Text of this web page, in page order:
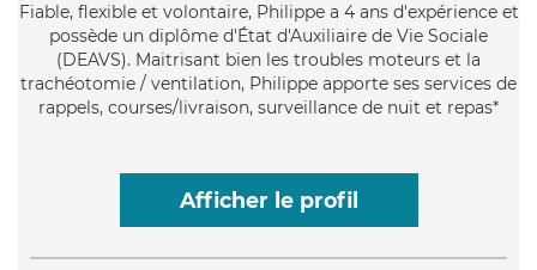
Fiable, flexible et volontaire, Philippe a 4 ans d'expérience et
possède un diplôme d'État d'Auxiliaire de Vie Sociale
(DEAVS). Maitrisant bien les troubles moteurs et la
trachéotomie / ventilation, Philippe apporte ses services de
rappels, courses/livraison, surveillance de nuit et repas*
Afficher le profil